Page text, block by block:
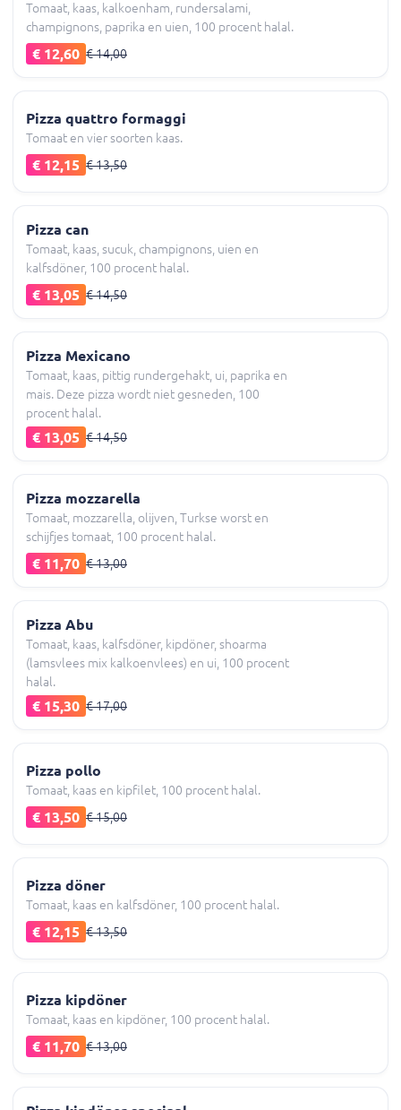
Tomaat, kaas, kalkoenham, rundersalami,
champignons, paprika en uien, 100 procent halal.
€ 12,60 € 14,00
Pizza quattro formaggi
Tomaat en vier soorten kaas.
€ 12,15 € 13,50
Pizza can
Tomaat, kaas, sucuk, champignons, uien en
kalfsdöner, 100 procent halal.
€ 13,05 € 14,50
Pizza Mexicano
Tomaat, kaas, pittig rundergehakt, ui, paprika en
mais. Deze pizza wordt niet gesneden, 100
procent halal.
€ 13,05 € 14,50
Pizza mozzarella
Tomaat, mozzarella, olijven, Turkse worst en
schijfjes tomaat, 100 procent halal.
€ 11,70 € 13,00
Pizza Abu
Tomaat, kaas, kalfsdöner, kipdöner, shoarma
(lamsvlees mix kalkoenvlees) en ui, 100 procent
halal.
€ 15,30 € 17,00
Pizza pollo
Tomaat, kaas en kipfilet, 100 procent halal.
€ 13,50 € 15,00
Pizza döner
Tomaat, kaas en kalfsdöner, 100 procent halal.
€ 12,15 € 13,50
Pizza kipdöner
Tomaat, kaas en kipdöner, 100 procent halal.
€ 11,70 € 13,00